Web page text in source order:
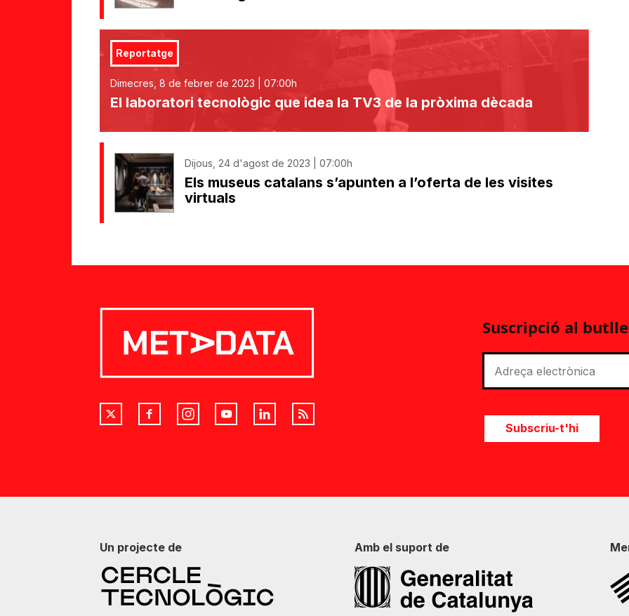
Reportatge
Dimecres, 8 de febrer de 2023 | 07:00h
El laboratori tecnològic que idea la TV3 de la pròxima dècada
Dijous, 24 d'agost de 2023 | 07:00h
Els museus catalans s’apunten a l’oferta de les visites
virtuals
Suscripció al
Subscriu-t'hi
Un projecte de Amb el suport de